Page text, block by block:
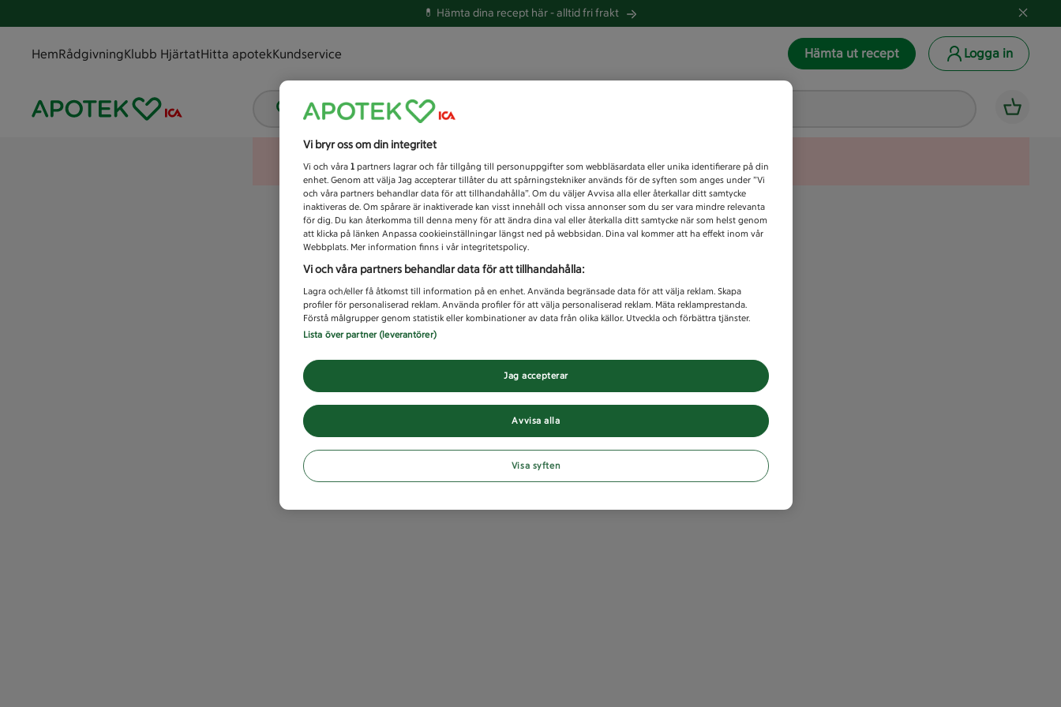
💊 Hämta dina recept här -alltid fri frakt
HemRådgivningKlubb HjärtatHitta apotekKundservice Hämta ut recept Logga in
Vad letar du efter idag?
Unknown error
Vi bryr oss om din integritet
Vi och våra 1 partners lagrar och får tillgång till personuppgifter som webbläsardata eller unika identifierare på din
enhet. Genom att välja Jag accepterar tillåter du att spårningstekniker används för de syften som anges under ”Vi
och våra partners behandlar data för att tillhandahålla”. Om du väljer Avvisa alla eller återkallar ditt samtycke
inaktiveras de. Om spårare är inaktiverade kan visst innehåll och vissa annonser som du ser vara mindre relevanta
för dig. Du kan återkomma till denna meny för att ändra dina val eller återkalla ditt samtycke när som helst genom
att klicka på länken Anpassa cookieinställningar längst ned på webbsidan. Dina val kommer att ha effekt inom vår
Webbplats. Mer information finns i vår integritetspolicy.
Vi och våra partners behandlar data för att tillhandahålla:
Lagra och/eller få åtkomst till information på en enhet. Använda begränsade data för att välja reklam. Skapa
profiler för personaliserad reklam. Använda profiler för att välja personaliserad reklam. Mäta reklamprestanda.
Förstå målgrupper genom statistik eller kombinationer av data från olika källor. Utveckla och förbättra tjänster.
Lista över partner (leverantörer)
Avvisa alla
Jag accepterar
Visa syften